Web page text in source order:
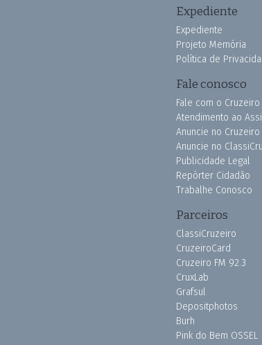
Expediente
Expediente
Projeto Memória
Política de
Fale conosco
Fale com o Cruzeiro
Atendimento ao
Anuncie no Cruzeiro
Anuncie no
Publicidade Legal
Repórter Cidadão
Trabalhe Conosco
Parceiros
ClassiCruzeiro
CruzeiroCard
Cruzeiro FM 92.3
CruxLab
Grafsul
Depositphotos
Burh
Pink do Bem OSSEL